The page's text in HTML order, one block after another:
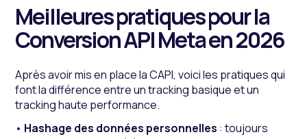
Meilleures pratiques pour la
Conversion API Meta en 2026
Après avoir mis en place la CAPI, voici les pratiques qui
font la différence entre un tracking basique et un
tracking haute performance.
• Hashage des données personnelles : toujours